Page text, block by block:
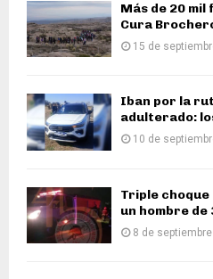
Más de 20
Cura
15 de
Iban por la
adulterado:
10 de
Triple
un hombre de
8 de